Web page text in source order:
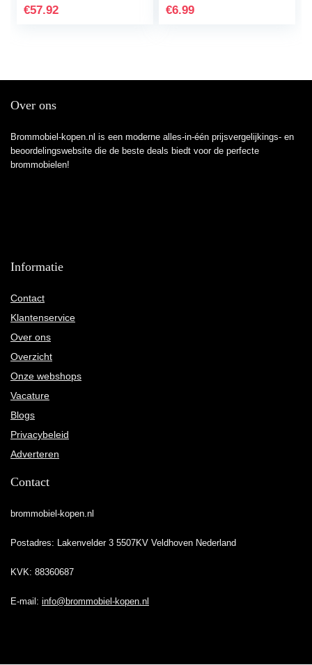
Borstelloze Controller
€57.92
Pro 2 Model 3
€6.99
Over ons
Brommobiel-kopen.nl is een moderne alles-in-één prijsvergelijkings- en
beoordelingswebsite die de beste deals biedt voor de perfecte
brommobielen!
Informatie
Contact
Klantenservice
Over ons
Overzicht
Onze webshops
Vacature
Blogs
Privacybeleid
Adverteren
Contact
brommobiel-kopen.nl
Postadres: Lakenvelder 3 5507KV Veldhoven Nederland
KVK: 88360687
E-mail: info@brommobiel-kopen.nl